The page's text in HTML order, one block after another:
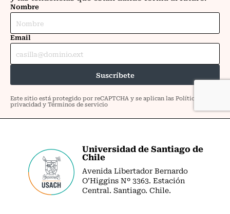
Universidad de Santiago de
Chile
Avenida Libertador Bernardo
O’Higgins Nº 3363. Estación
Central. Santiago. Chile.